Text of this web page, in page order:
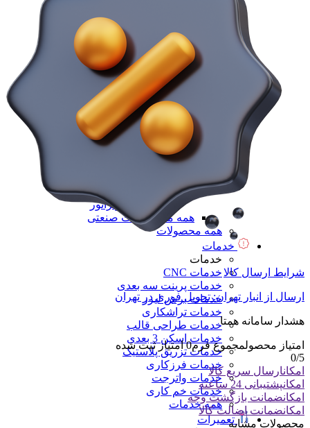
همه دستگاه تراش cnc
دیزل ژنراتور
دیزل ژنراتور
دیزل ژنراتور 62 کاوا
دیزل ژنزاتور 100 کاوا
دیزل ژنراتور 125 کاوا
دیزل ژنراتور 187 کاوا
دیزل ژنزاتور 275 کاوا
دیزل ژنزاتور 300 کاوا
دیزل ژنزاتور 400 کاوا
دیزل ژنزاتور 550 کاوا
دیزل ژنزاتور 1000 کاوا
همه دیزل ژنراتور
همه ماشین آلات صنعتی
همه محصولات
خدمات
خدمات
خدمات CNC
خدمات پرینت سه بعدی
خدمات برش لیزر
خدمات تراشکاری
خدمات طراحی قالب
خدمات اسکن 3 بعدی
خدمات تزریق پلاستیک
خدمات فرزکاری
خدمات واترجت
خدمات خم کاری
همه خدمات
تعمیرات
شرایط ارسال کالا
ارسال از انبار تهران: تحویل فوری در تهران
هشدار سامانه همتا
امتیاز محصولمجموع فرم0امتیاز ثبت شده
0/5
امکانارسال سریع کالا
امکانپشتیبانی 24 ساعته
امکانضمانت بازگشت وجه
امکانضمانت اضالت کالا
محصولات مشابه